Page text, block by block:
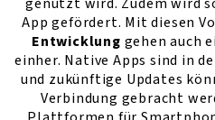
App gefördert. Mit diesen
Entwicklung gehen auch
einher. Native Apps sind in
und zukünftige Updates
Verbindung gebracht